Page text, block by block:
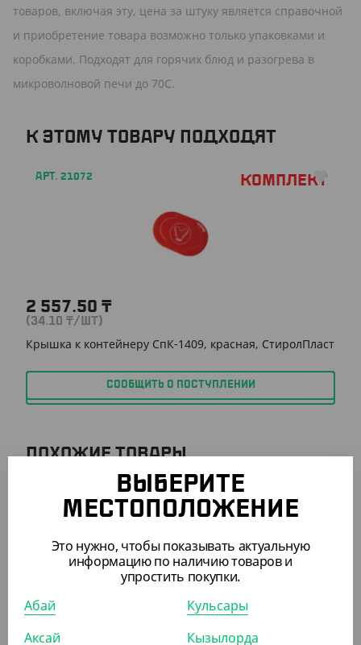
товаров, включая эту, цена за штуку является справочной
и приобретение товара возможно только упаковками и
коробками. Подходят для горячих блюд и разогрева в
микроволновой печи до 70C.
К ЭТОМУ ТОВАРУ ПОДХОДЯТ
АРТ. 21072 Комплект
2 557.50 ₸
(34.10 ₸/ШТ)
Крышка к контейнеру СпК-1409, красная, СтиролПласт
СООБЩИТЬ О ПОСТУПЛЕНИИ
ПОХОЖИЕ ТОВАРЫ
(10₸/ШТ)
ВЫБЕРИТЕ
МЕСТОПОЛОЖЕНИЕ
Это нужно, чтобы показывать актуальную
информацию по наличию товаров и
упростить покупки.
Абай
Аксай
Кульсары
Кызылорда